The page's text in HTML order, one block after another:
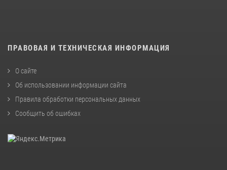
ПРАВОВАЯ И ТЕХНИЧЕСКАЯ ИНФОРМАЦИЯ
О сайте
Об использовании информации сайта
Правила обработки персональных данных
Сообщить об ошибках